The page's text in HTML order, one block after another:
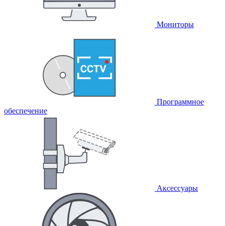
Мониторы
Программное
обеспечение
Аксессуары